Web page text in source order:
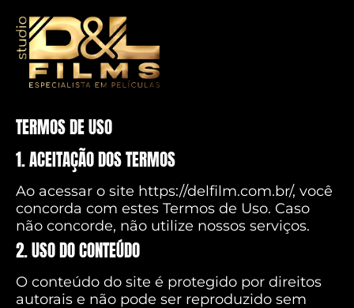
TERMOS DE USO
1. ACEITAÇÃO DOS TERMOS
Ao acessar o site https://delfilm.com.br/, você
concorda com estes Termos de Uso. Caso
não concorde, não utilize nossos serviços.
2. USO DO CONTEÚDO
O conteúdo do site é protegido por direitos
autorais e não pode ser reproduzido sem